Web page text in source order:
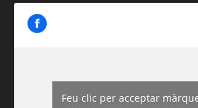
Feu clic per acceptar